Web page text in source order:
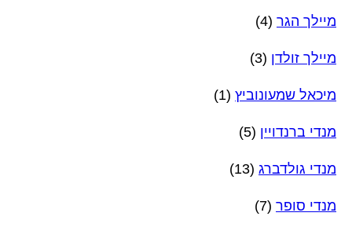
מיילך הגר (4)
מיילך זולדן (3)
מיכאל שמעונוביץ (1)
מנדי ברנדויין (5)
מנדי גולדברג (13)
מנדי סופר (7)